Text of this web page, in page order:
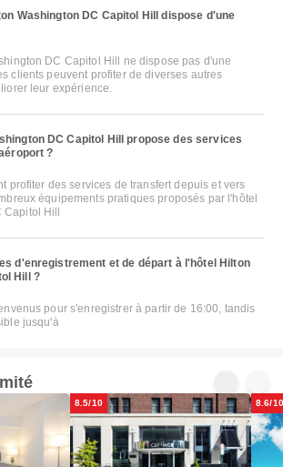
Washington DC Capitol Hill dispose d'une
DC Capitol Hill ne dispose pas d'une
clients peuvent profiter de diverses autres
leur expérience.
DC Capitol Hill propose des services
?
profiter des services de transfert depuis et vers
équipements pratiques proposés par l'hôtel
Hill
d'enregistrement et de départ à l'hôtel Hilton
Hill ?
pour s'enregistrer à partir de 16:00, tandis
jusqu'à
8.5/10 8.6/10